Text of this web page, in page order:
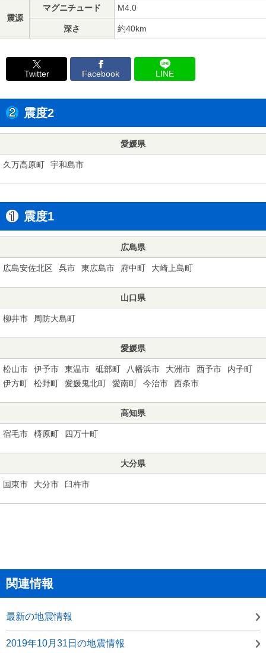
震源
マグニチュード M4.0
深さ 約40km
Twitter Facebook LINE
震度2
愛媛県
久万高原町 宇和島市
震度1
広島県
広島安佐北区 呉市 東広島市 府中町 大崎上島町
山口県
柳井市 周防大島町
愛媛県
松山市 伊予市 東温市 砥部町 八幡浜市 大洲市 西予市
内子町
伊方町
松野町 愛媛鬼北町 愛南町 今治市 西条市
高知県
宿毛市 梼原町 四万十町
大分県
国東市 大分市 臼杵市
関連情報
最新の地震情報
2019年10月31日の地震情報